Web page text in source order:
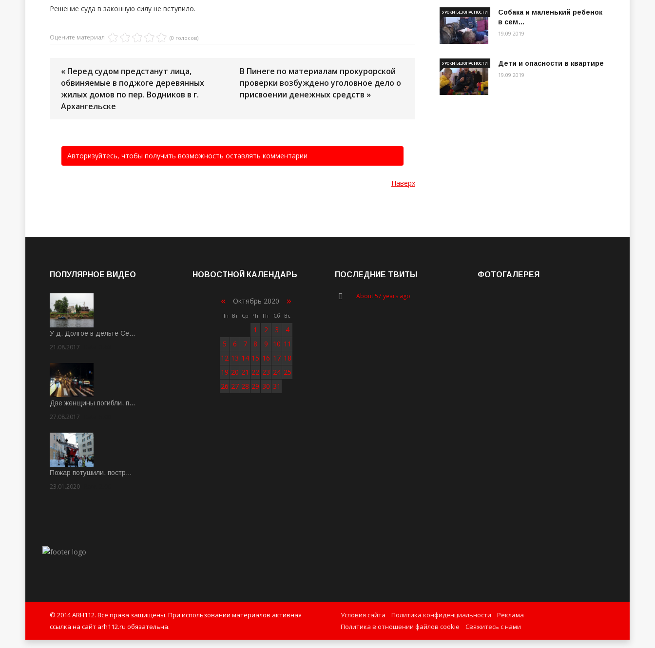
Решение суда в законную силу не вступило.
Оцените материал (0 голосов)
« Перед судом предстанут лица,
обвиняемые в поджоге деревянных
жилых домов по пер. Водников в г.
Архангельске
В Пинеге по материалам прокурорской
проверки возбуждено уголовное дело о
присвоении денежных средств »
Авторизуйтесь, чтобы получить возможность оставлять комментарии
Наверх
Собака и маленький ребенок
в сем…
УРОКИ БЕЗОПАСНОСТИ
19.09.2019
Дети и опасности в квартире
УРОКИ БЕЗОПАСНОСТИ
19.09.2019
ПОПУЛЯРНОЕ ВИДЕО
У д. Долгое в дельте Се…
21.08.2017
Две женщины погибли, п…
27.08.2017
Пожар потушили, постр…
23.01.2020
НОВОСТНОЙ КАЛЕНДАРЬ
« Октябрь 2020 »
Пн Вт Ср Чт Пт Сб Вс
1 2 3
4
5
6 7 8 9 10 11
12 13 14 15 16 17 18
19 20 21 22 23 24 25
26 27 28 29 30 31
ПОСЛЕДНИЕ ТВИТЫ
About 57 years ago
ФОТОГАЛЕРЕЯ
© 2014 ARH112. Все права защищены. При использовании материалов активная
ссылка на сайт arh112.ru обязательна.
Условия сайта Политика конфиденциальности
Реклама
Политика в отношении файлов cookie
Свяжитесь с нами